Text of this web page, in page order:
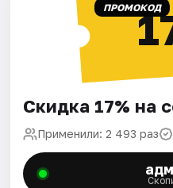
ПРОМОКОД
Скидка 17% на
Применили: 2 493 раз